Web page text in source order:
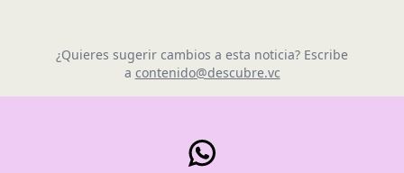
¿Quieres sugerir cambios a esta noticia? Escribe
a contenido@descubre.vc